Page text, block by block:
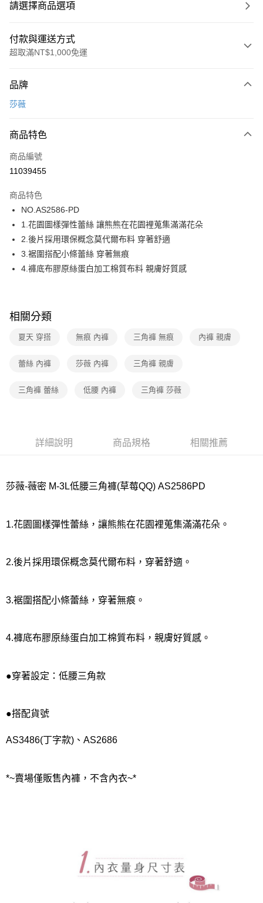
請選擇商品選項
付款與運送方式
超取滿NT$1,000免運
信用卡一次付款
LINE Pay
街口支付
運送方式
全家取貨付款
每筆NT$80，滿NT$1,000(含以上)免運費
付款後全家取貨
每筆NT$80，滿NT$1,000(含以上)免運費
付款後7-11取貨
每筆NT$80，滿NT$1,000(含以上)免運費
品牌
莎薇
商品特色
商品編號
11039455
商品特色
NO.AS2586-PD
1.花園圖樣彈性蕾絲 讓熊熊在花園裡蒐集滿滿花朵
2.後片採用環保概念莫代爾布料 穿著舒適
3.裾圍搭配小條蕾絲 穿著無痕
4.褲底布膠原絲蛋白加工棉質布料 親膚好質感
相關分類
夏天 穿搭 無痕 內褲 三角褲 無痕 內褲 親膚
蕾絲 內褲 莎薇 內褲 三角褲 親膚
三角褲 蕾絲 低腰 內褲 三角褲 莎薇
詳細說明 商品規格 相關推薦
莎薇-薇密 M-3L低腰三角褲(草莓QQ) AS2586PD
1.花園圖樣彈性蕾絲，讓熊熊在花園裡蒐集滿滿花朵。
2.後片採用環保概念莫代爾布料，穿著舒適。
3.裾圍搭配小條蕾絲，穿著無痕。
4.褲底布膠原絲蛋白加工棉質布料，親膚好質感。
●穿著設定：低腰三角款
●搭配貨號
AS3486(丁字款)、AS2686
*~賣場僅販售內褲，不含內衣~*